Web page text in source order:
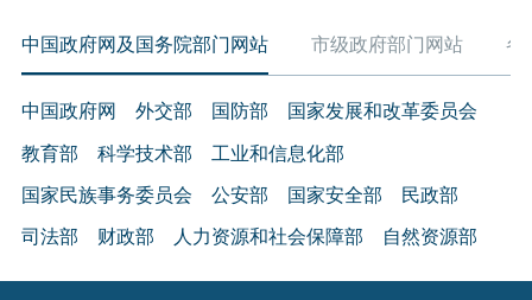
中国政府网及国务院部门网站 市级政府部门网站 各
中国政府网 外交部 国防部 国家发展和改革委员会
教育部 科学技术部 工业和信息化部
国家民族事务委员会 公安部 国家安全部 民政部
司法部 财政部 人力资源和社会保障部 自然资源部
生态环境部 住房和城乡建设部 交通运输部 水利部